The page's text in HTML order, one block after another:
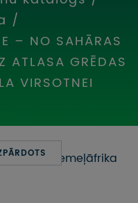
KLIENTA LĪGUMS,
/
– NO SAHĀRAS
ATLASA GRĒDAS
VIRSOTNEI